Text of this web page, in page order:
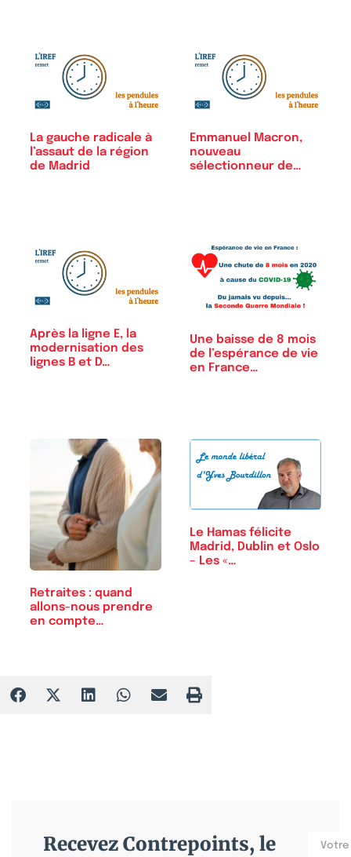
La gauche radicale à
l’assaut de la région
de Madrid
Emmanuel Macron,
nouveau
sélectionneur de
Après la ligne E, la
modernisation des
lignes B et D…
Une baisse de 8 mois
de l’espérance de vie
en France…
Retraites : quand
allons-nous prendre
en compte…
Le Hamas félicite
Madrid, Dublin et Oslo
– Les «…
Recevez Contrepoints, le